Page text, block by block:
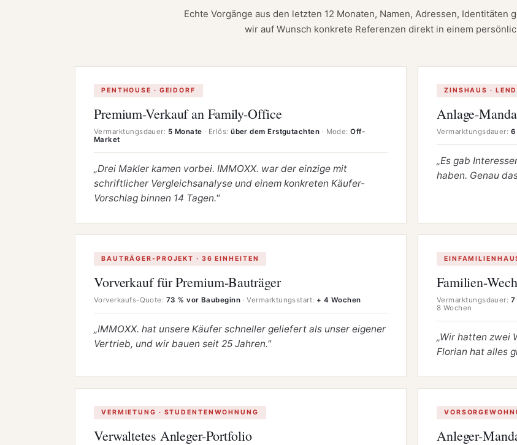
Echte Vorgänge aus den letzten 12 Monaten, Namen, Adressen, Identitäten
wir auf Wunsch konkrete Referenzen direkt in einem
PENTHOUSE · GEIDORF
Premium-Verkauf an Family-Office
Vermarktungsdauer: 5 Monate · Erlös:über dem Erstgutachten · Mode:Off-
Market
„Drei Makler kamen vorbei. IMMOXX. war der einzige mit
schriftlicher Vergleichsanalyse und einem konkreten Käufer-
Vorschlag binnen 14 Tagen."
ZINSHAUS · LEND
Anlage-
Vermarktungsdauer: 6
„Es gab
haben. Genau
BAUTRÄGER-PROJEKT · 36 EINHEITEN
Vorverkauf für Premium-Bauträger
Vorverkaufs-Quote: 73 % vor Baubeginn · Vermarktungs­start: + 4 Wochen
„IMMOXX. hat unsere Käufer schneller geliefert als unser eigener
Vertrieb, und wir bauen seit 25 Jahren."
Familien-
Vermarktungsdauer: 7
8 Wochen
„Wir hatten zwei
Florian hat alles
VERMIETUNG · STUDENTENWOHNUNG
Verwaltetes Anleger-Portfolio Anleger-